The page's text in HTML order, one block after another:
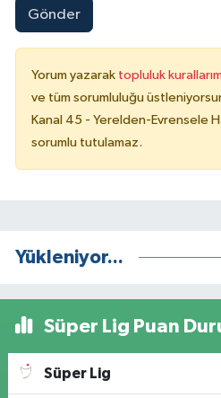
Gönder
Yorum yazarak topluluk
ve tüm sorumluluğu
Kanal 45 - Yerelden-Evrensele
sorumlu tutulamaz.
Yükleniyor...
Süper Lig Puan
Süper Lig